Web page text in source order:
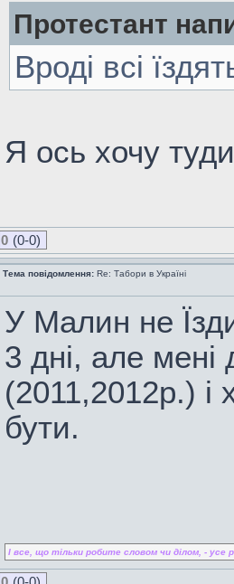
Протестант
Вроді всі
Я ось хочу
0 (0-0)
Тема повідомлення: Re: Табори в Україні
У Малин не
3 дні, але
(2011,2012р.) і
бути.
І все, що тільки робите словом чи ділом, - усе